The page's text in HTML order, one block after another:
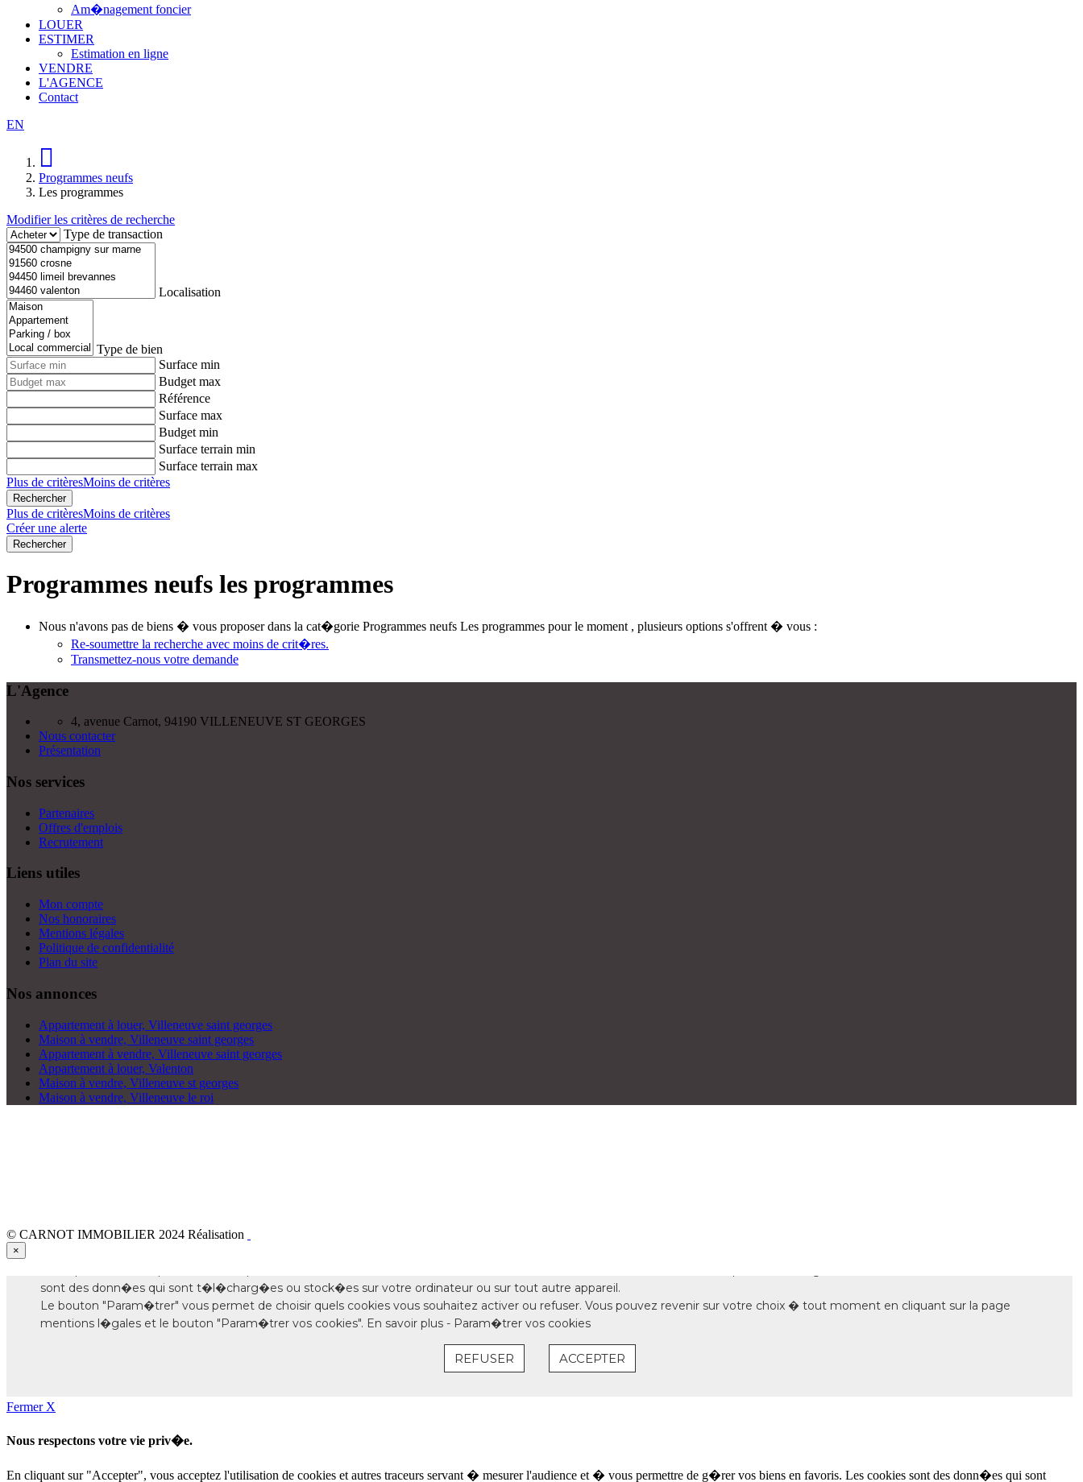
Am�nagement foncier
LOUER
ESTIMER
Estimation en ligne
VENDRE
L'AGENCE
Contact
EN
Programmes neufs
Les programmes
Modifier les critères de recherche
Type de transaction
Localisation
Type de bien
Surface min
Budget max
Référence
Surface max
Budget min
Surface terrain min
Surface terrain max
Plus de critèresMoins de critères
Plus de critèresMoins de critères
Créer une alerte
Programmes neufs les programmes
Nous n'avons pas de biens � vous proposer dans la cat�gorie Programmes neufs Les programmes pour le moment , plusieurs options s'offrent � vous :
Re-soumettre la recherche avec moins de crit�res.
Transmettez-nous votre demande
L'Agence
4, avenue Carnot, 94190 VILLENEUVE ST GEORGES
Nous contacter
Présentation
Nos services
Partenaires
Offres d'emplois
Recrutement
Liens utiles
Mon compte
Nos honoraires
Mentions légales
Politique de confidentialité
Plan du site
Nos annonces
Appartement à louer, Villeneuve saint georges
Maison à vendre, Villeneuve saint georges
Appartement à vendre, Villeneuve saint georges
Appartement à louer, Valenton
Maison à vendre, Villeneuve st georges
Maison à vendre, Villeneuve le roi
© CARNOT IMMOBILIER 2024 Réalisation
×
Fermer X
Nous respectons votre vie priv�e.
En cliquant sur "Accepter", vous acceptez l'utilisation de cookies et autres traceurs servant � mesurer l'audience et � vous permettre de g�rer vos biens en favoris. Les cookies sont des donn�es qui sont